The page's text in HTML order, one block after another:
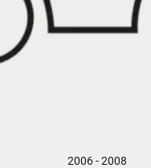
2006 - 2008